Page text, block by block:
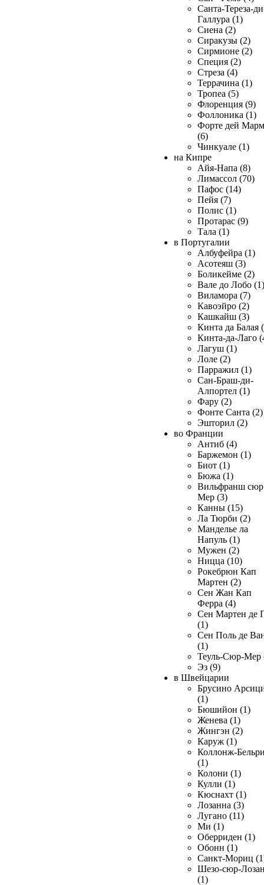
Санта-Тереза-
Галлура (1)
Сиена (2)
Сиракузы (2)
Сирмионе (2)
Специя (2)
Стреза (4)
Террачина (1)
Тропеа (5)
Флоренция (9)
Фоллоника (1)
Форте дей
(6)
Чинкуале (1)
на Кипре
Айя-Напа (8)
Лимассол (70)
Пафос (14)
Пейя (7)
Полис (1)
Протарас (9)
Тала (1)
в Португалии
Албуфейра (1)
Асотеяш (3)
Боликейме (2)
Вале до Лобо (1)
Виламора (7)
Кавоэйро (2)
Кашкайш (3)
Кинта да Балая
Кинта-да-Лаго
Лагуш (1)
Лоле (2)
Парражил (1)
Сан-Браш-ди-
Алпортел (1)
Фару (2)
Фонте Санта (2)
Эшторил (2)
во Франции
Антиб (4)
Баржемон (1)
Биот (1)
Бюжа (1)
Вильфранш сюр
Мер (3)
Канны (15)
Ла Тюрби (2)
Манделье ла
Напуль (1)
Мужен (2)
Ницца (10)
Рокебрюн Кап
Мартен (2)
Сен Жан Кап
Ферра (4)
Сен Мартен де
(1)
Сен Поль де
(1)
Теуль-Сюр-Мер
Эз (9)
в Швейцарии
Брусино
(1)
Бюшийон (1)
Женева (1)
Жингэн (2)
Каруж (1)
Коллонж-
(1)
Колони (1)
Кулли (1)
Кюснахт (1)
Лозанна (3)
Лугано (11)
Ми (1)
Оберриден (1)
Обонн (1)
Санкт-Мориц
Шезо-сюр-
(1)